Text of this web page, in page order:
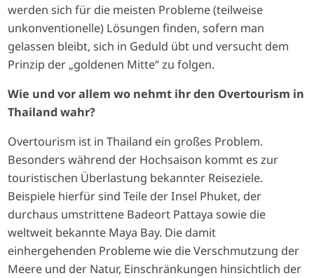
werden sich für die meisten Probleme (teilweise
unkonventionelle) Lösungen finden, sofern man
gelassen bleibt, sich in Geduld übt und versucht dem
Prinzip der „goldenen Mitte“ zu folgen.
Wie und vor allem wo nehmt ihr den Overtourism in
Thailand wahr?
Overtourism ist in Thailand ein großes Problem.
Besonders während der Hochsaison kommt es zur
touristischen Überlastung bekannter Reiseziele.
Beispiele hierfür sind Teile der Insel Phuket, der
durchaus umstrittene Badeort Pattaya sowie die
weltweit bekannte Maya Bay. Die damit
einhergehenden Probleme wie die Verschmutzung der
Meere und der Natur, Einschränkungen hinsichtlich der